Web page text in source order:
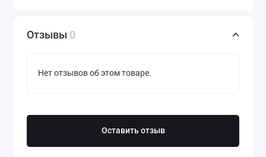
Отзывы 0
Нет отзывов об этом товаре.
Оставить отзыв